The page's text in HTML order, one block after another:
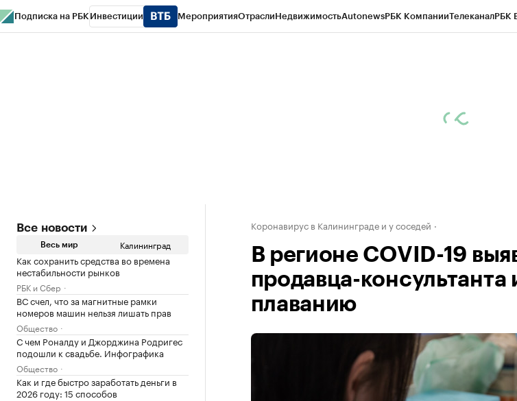
Подписка на РБК Инвестиции МероприятияОтраслиНедвижимостьAutonewsРБК КомпанииТелеканалРБК
Все новости
Весь мир Калининград
Как сохранить средства во времена
нестабильности рынков
РБК и Сбер
ВС счел, что за магнитные рамки
номеров машин нельзя лишать прав
Общество
С чем Роналду и Джорджина Родригес
подошли к свадьбе. Инфографика
Общество
Как и где быстро заработать деньги в
2026 году: 15 способов
Коронавирус в Калининграде и у соседей
В регионе COVID-19
продавца-консультанта
плаванию